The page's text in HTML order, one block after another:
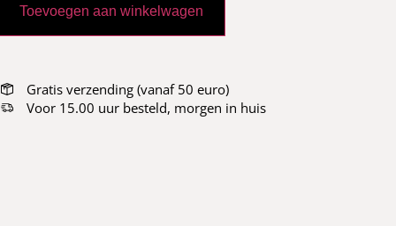
Toevoegen aan winkelwagen
Gratis verzending (vanaf 50 euro)
Voor 15.00 uur besteld, morgen in huis